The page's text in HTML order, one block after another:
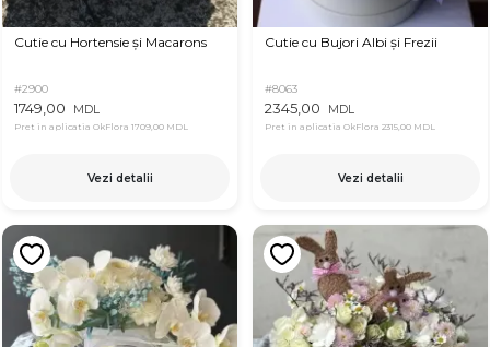
Cutie cu Hortensie și Macarons
#2900
1749,00 MDL
Pret in aplicatia OkFlora 1709,00 MDL
Vezi detalii
Cutie cu Bujori Albi și Frezii
#8063
2345,00 MDL
Pret in aplicatia OkFlora 2315,00 MDL
Vezi detalii